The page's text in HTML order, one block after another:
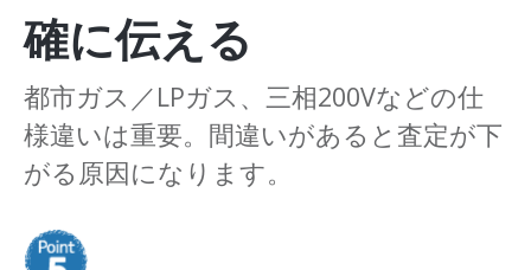
確に伝える
都市ガス／LPガス、三相200Vなどの仕
様違いは重要。間違いがあると査定が下
がる原因になります。